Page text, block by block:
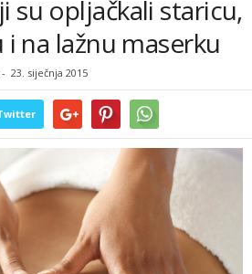
su opljačkali staricu,
na lažnu maserku
- 23. siječnja 2015